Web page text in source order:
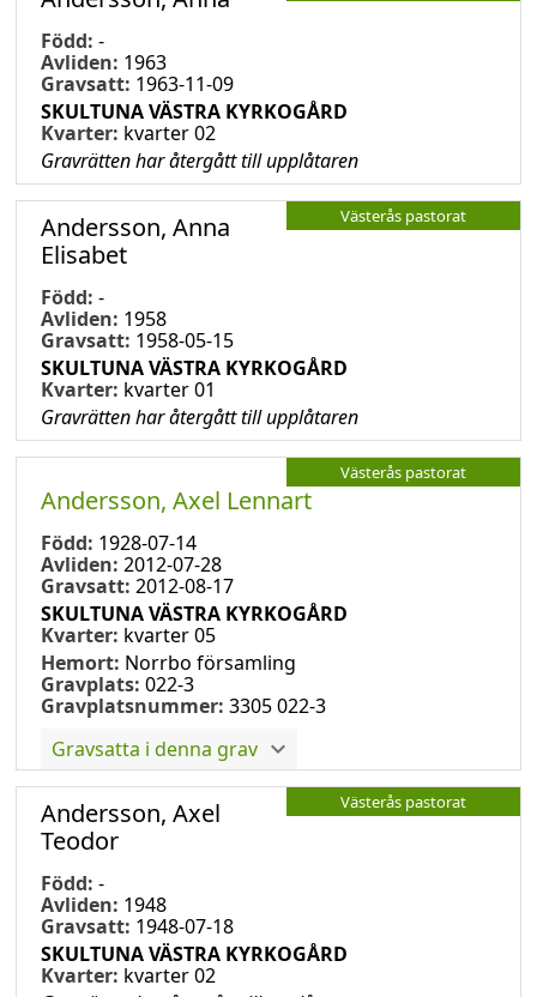
Född: -
Avliden: 1963
Gravsatt: 1963-11-09
SKULTUNA VÄSTRA KYRKOGÅRD
Kvarter: kvarter 02
Gravrätten har återgått till upplåtaren
Västerås pastorat
Andersson, Anna
Elisabet
Född: -
Avliden: 1958
Gravsatt: 1958-05-15
SKULTUNA VÄSTRA KYRKOGÅRD
Kvarter: kvarter 01
Gravrätten har återgått till upplåtaren
Västerås pastorat
Andersson, Axel Lennart
Född: 1928-07-14
Avliden: 2012-07-28
Gravsatt: 2012-08-17
SKULTUNA VÄSTRA KYRKOGÅRD
Kvarter: kvarter 05
Hemort: Norrbo församling
Gravplats: 022-3
Gravplatsnummer: 3305 022-3
Gravsatta i denna grav
Västerås pastorat
Andersson, Axel
Teodor
Född: -
Avliden: 1948
Gravsatt: 1948-07-18
SKULTUNA VÄSTRA KYRKOGÅRD
Kvarter: kvarter 02